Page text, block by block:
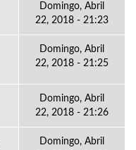
Domingo, Abril
22, 2018 - 21:23
Domingo, Abril
22, 2018 - 21:25
Domingo, Abril
22, 2018 - 21:26
Domingo, Abril